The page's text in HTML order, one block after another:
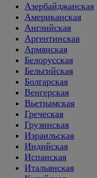
Азербайджанская
Американская
Английская
Аргентинская
Армянская
Белорусская
Бельгийская
Болгарская
Венгерская
Вьетнамская
Греческая
Грузинская
Израильская
Индийская
Испанская
Итальянская